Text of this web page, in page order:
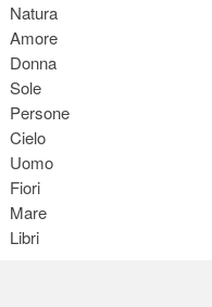
Natura
Amore
Donna
Sole
Persone
Cielo
Uomo
Fiori
Mare
Libri